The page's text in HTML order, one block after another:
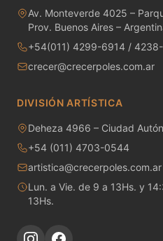
MAYCO SPECIALTY
MAYCO SPECKLED
MAYCO STONEWARE
MAYCO STROKE &
Minerales
Av. Monteverde 4025 –
Prov. Buenos Aires –
+54(011) 4299-6914 /
crecer@crecerpoles.com.ar
DIVISIÓN ARTÍSTICA
Deheza 4966 – Ciudad
+54 (011) 4703-0544
artistica@crecerpoles.com.ar
Lun. a Vie. de 9 a 13Hs. y
13Hs.